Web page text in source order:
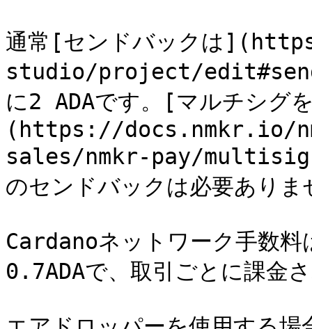
通常[センドバックは
studio/project/
に2 ADAです。[マルチシグ
(https://docs.nmkr.io/
sales/nmkr-pay/multisig-
のセンドバックは必要ありま
Cardanoネットワーク手数
0.7ADAで、取引ごとに課金